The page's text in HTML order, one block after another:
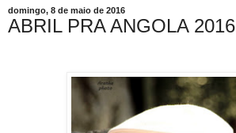
domingo, 8 de maio de 2016
ABRIL PRA ANGOLA 2016